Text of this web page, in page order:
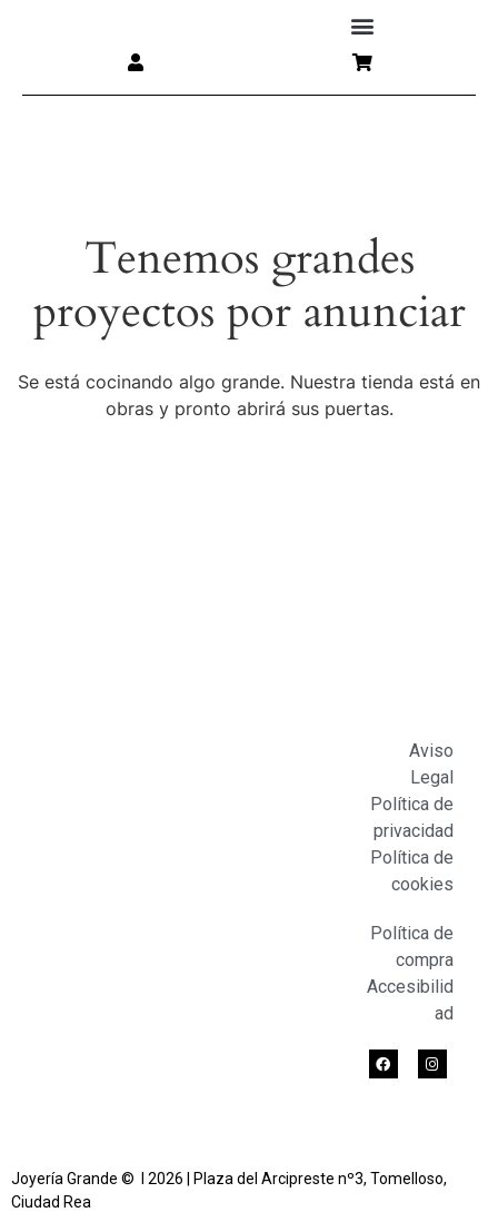
Tenemos grandes
proyectos por anunciar
Se está cocinando algo grande. Nuestra tienda está en
obras y pronto abrirá sus puertas.
Aviso
Legal
Política de
privacidad
Política de
cookies
Política de
compra
Accesibilid
ad
Joyería Grande © l 2026 | Plaza del Arcipreste nº3, Tomelloso,
Ciudad Rea